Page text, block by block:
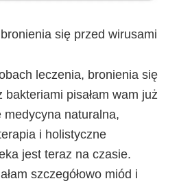
się przed wirusami
leczenia, bronienia się
pisałam wam już
medycyna naturalna,
i holistyczne
jest teraz na czasie.
szczegółowo miód i